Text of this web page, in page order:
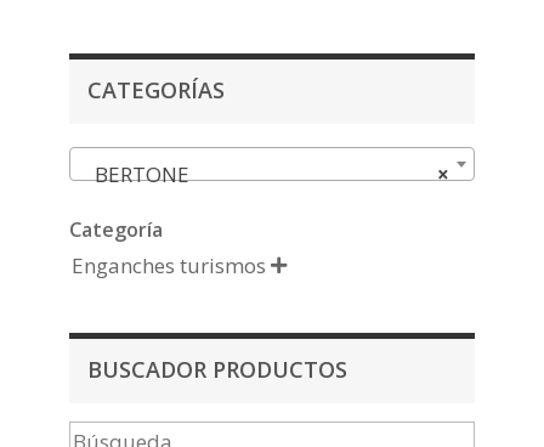
CATEGORÍAS
×
BERTONE
Categoría
Enganches turismos 
BUSCADOR PRODUCTOS